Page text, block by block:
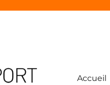
Accueil